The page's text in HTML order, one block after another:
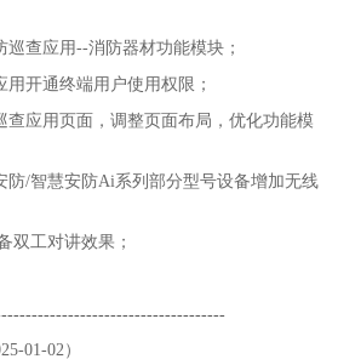
查应用--消防器材功能模块；
开通终端用户使用权限；
查应用页面，调整页面布局，优化功能模
防/智慧安防Ai系列部分型号设备增加无线
双工对讲效果；
01-02）